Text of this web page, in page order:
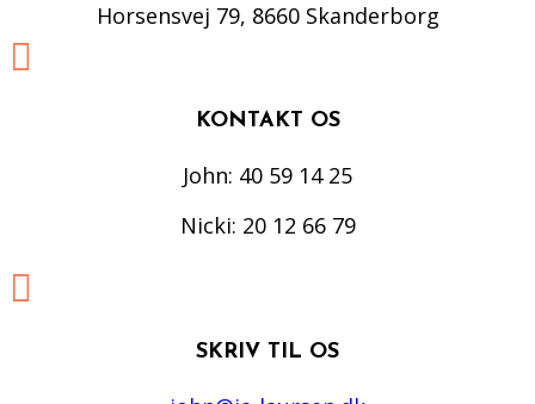
Horsensvej 79, 8660 Skanderborg

KONTAKT OS
John: 40 59 14 25
Nicki: 20 12 66 79

SKRIV TIL OS